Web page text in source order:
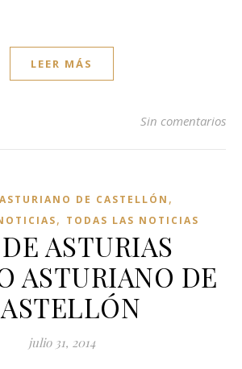
LEER MÁS
Sin comentarios
DE CASTELLÓN ,
, TODAS LAS NOTICIAS
ASTURIAS
ASTURIANO DE
julio 31, 2014